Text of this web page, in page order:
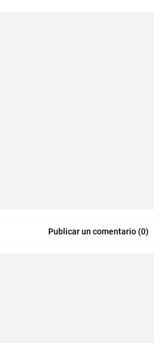
Publicar un comentario (0)